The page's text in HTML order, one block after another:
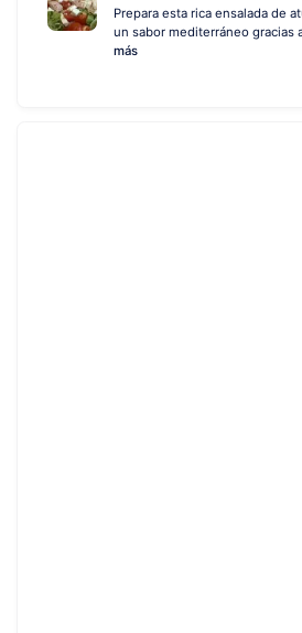
Prepara esta rica ensalada de
un sabor mediterráneo gracias
más